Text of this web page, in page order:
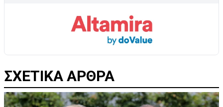
ΣΧΕΤΙΚΑ ΑΡΘΡΑ